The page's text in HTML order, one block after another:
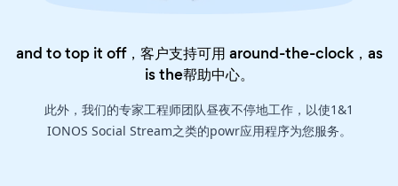
and to top it off，客户支持可用 around-the-clock，as
is the帮助中心。
此外，我们的专家工程师团队昼夜不停地工作，以使1&1
IONOS Social Stream之类的powr应用程序为您服务。